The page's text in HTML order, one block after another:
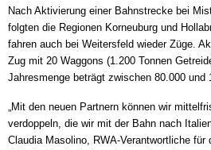
Nach Aktivierung einer Bahnstrecke bei
folgten die Regionen Korneuburg und
fahren auch bei Weitersfeld wieder Züge.
Zug mit 20 Waggons (1.200 Tonnen
Jahresmenge beträgt zwischen 80.000 und
„Mit den neuen Partnern können wir
verdoppeln, die wir mit der Bahn nach
Claudia Masolino, RWA-Verantwortliche